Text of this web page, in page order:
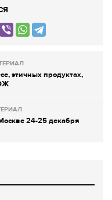
этичных продуктах,
24-25 декабря